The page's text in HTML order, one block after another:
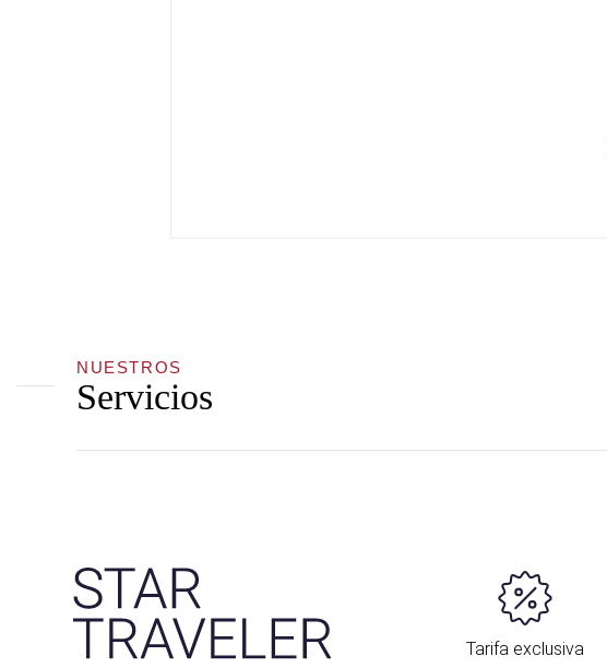
NUESTROS
Servicios
Tarifa exclusiva